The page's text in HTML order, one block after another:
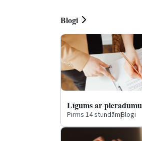
Blogi
Līgums ar pieradumu
Pirms 14 stundām|Blogi